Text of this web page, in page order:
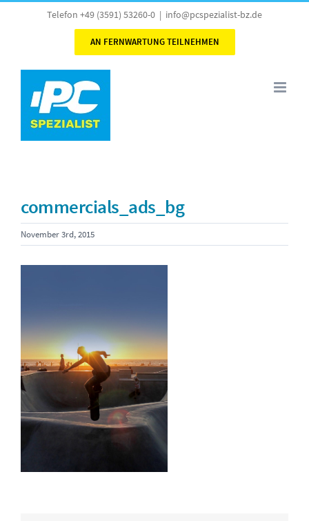
Telefon +49 (3591) 53260-0 | info@pcspezialist-bz.de
AN FERNWARTUNG TEILNEHMEN
commercials_ads_bg
November 3rd, 2015